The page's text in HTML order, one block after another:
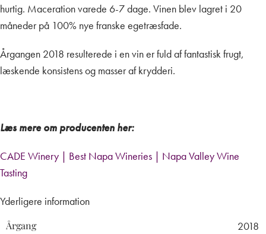
hurtig. Maceration varede 6-7 dage. Vinen blev lagret i 20
måneder på 100% nye franske egetræsfade.
Årgangen 2018 resulterede i en vin er fuld af fantastisk frugt,
læskende konsistens og masser af krydderi.
Læs mere om producenten her:
CADE Winery | Best Napa Wineries | Napa Valley Wine
Tasting
Yderligere information
Årgang 2018